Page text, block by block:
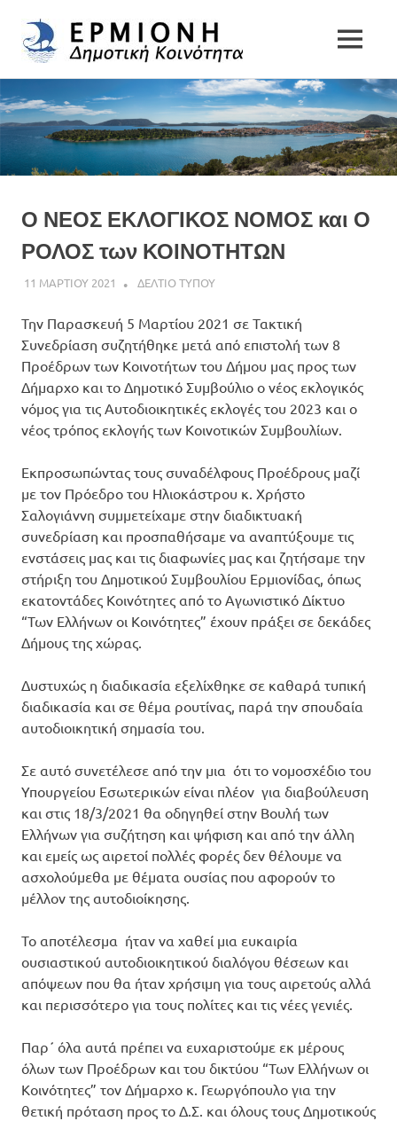
to
content
Δημοτική
Κοινότητα
Ερμιόνης
MENU
Ο ΝΕΟΣ ΕΚΛΟΓΙΚΟΣ ΝΟΜΟΣ και Ο
ΡΟΛΟΣ των ΚΟΙΝΟΤΗΤΩΝ
11 ΜΑΡΤΙΟΥ 2021 DK ERMIONIS
ΔΕΛΤΙΟ ΤΥΠΟΥ
Την Παρασκευή 5 Μαρτίου 2021 σε Τακτική
Συνεδρίαση συζητήθηκε μετά από επιστολή των 8
Προέδρων των Κοινοτήτων του Δήμου μας προς των
Δήμαρχο και το Δημοτικό Συμβούλιο ο νέος εκλογικός
νόμος για τις Αυτοδιοικητικές εκλογές του 2023 και ο
νέος τρόπος εκλογής των Κοινοτικών Συμβουλίων.
Εκπροσωπώντας τους συναδέλφους Προέδρους μαζί
με τον Πρόεδρο του Ηλιοκάστρου κ. Χρήστο
Σαλογιάννη συμμετείχαμε στην διαδικτυακή
συνεδρίαση και προσπαθήσαμε να αναπτύξουμε τις
ενστάσεις μας και τις διαφωνίες μας και ζητήσαμε την
στήριξη του Δημοτικού Συμβουλίου Ερμιονίδας, όπως
εκατοντάδες Κοινότητες από το Αγωνιστικό Δίκτυο
“Των Ελλήνων οι Κοινότητες” έχουν πράξει σε δεκάδες
Δήμους της χώρας.
Δυστυχώς η διαδικασία εξελίχθηκε σε καθαρά τυπική
διαδικασία και σε θέμα ρουτίνας, παρά την σπουδαία
αυτοδιοικητική σημασία του.
Σε αυτό συνετέλεσε από την μια ότι το νομοσχέδιο του
Υπουργείου Εσωτερικών είναι πλέον για διαβούλευση
και στις 18/3/2021 θα οδηγηθεί στην Βουλή των
Ελλήνων για συζήτηση και ψήφιση και από την άλλη
και εμείς ως αιρετοί πολλές φορές δεν θέλουμε να
ασχολούμεθα με θέματα ουσίας που αφορούν το
μέλλον της αυτοδιοίκησης.
Το αποτέλεσμα ήταν να χαθεί μια ευκαιρία
ουσιαστικού αυτοδιοικητικού διαλόγου θέσεων και
απόψεων που θα ήταν χρήσιμη για τους αιρετούς αλλά
και περισσότερο για τους πολίτες και τις νέες γενιές.
Παρ΄ όλα αυτά πρέπει να ευχαριστούμε εκ μέρους
όλων των Προέδρων και του δικτύου “Των Ελλήνων οι
Κοινότητες” τον Δήμαρχο κ. Γεωργόπουλο για την
θετική πρόταση προς το Δ.Σ. και όλους τους Δημοτικούς